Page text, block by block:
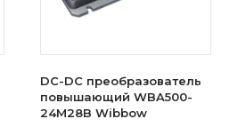
DC-DC преобразователь
повышающий WBA500-
24M28B Wibbow